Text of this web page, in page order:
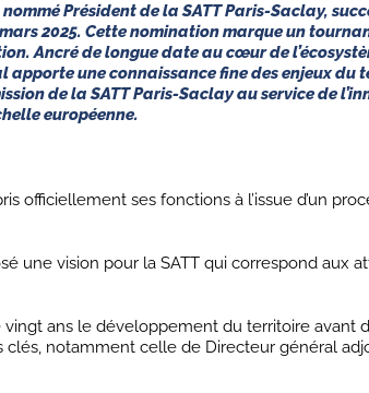
Président de la SATT Paris-Saclay,
2025. Cette nomination marque un
Ancré de longue date au cœur de
apporte une connaissance fine des enjeux
de la SATT Paris-Saclay au service de
européenne.
officiellement ses fonctions à l’issue d’un
une vision pour la SATT qui correspond aux
ans le développement du territoire avant
notamment celle de Directeur général